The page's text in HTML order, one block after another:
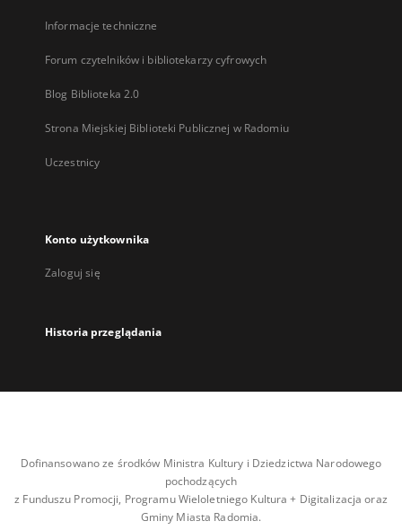
Informacje techniczne
Forum czytelników i bibliotekarzy cyfrowych
Blog Biblioteka 2.0
Strona Miejskiej Biblioteki Publicznej w Radomiu
Uczestnicy
Konto użytkownika
Zaloguj się
Historia przeglądania
Dofinansowano ze środków Ministra Kultury i Dziedzictwa Narodowego
pochodzących
z Funduszu Promocji, Programu Wieloletniego Kultura + Digitalizacja oraz
Gminy Miasta Radomia.